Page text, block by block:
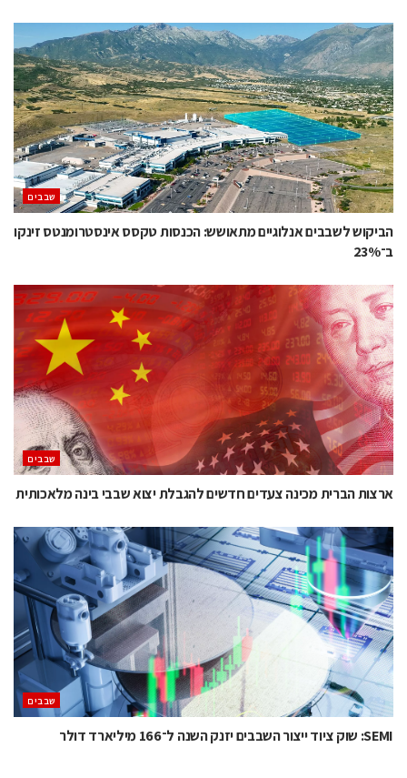
‫שבבים‬
הביקוש לשבבים אנלוגיים מתאושש: הכנסות טקסס אינסטרומנטס זינקו
ב־23%
‫שבבים‬
ארצות הברית מכינה צעדים חדשים להגבלת יצוא שבבי בינה מלאכותית
‫שבבים‬
SEMI: שוק ציוד ייצור השבבים יזנק השנה ל־166 מיליארד דולר